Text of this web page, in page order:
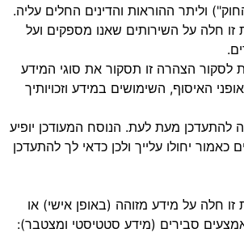
"החוק") וליתר ההוראות והדינים החלים עליה.
זו חלה על השירותים שאנו מספקים ועל
לסקור הצהרה זו תסקור את סוגי המידע
האיסוף, השימושים במידע וזכויותיך
להתעדכן מעת לעת. הנוסח המעודכן יופיע
כאמור יחולו עלייך ולכן כדאי לך להתעדכן
זו חלה על מידע מזוהה (באופן אישי) או
סבירים (מידע סטטיסטי ומצטבר):